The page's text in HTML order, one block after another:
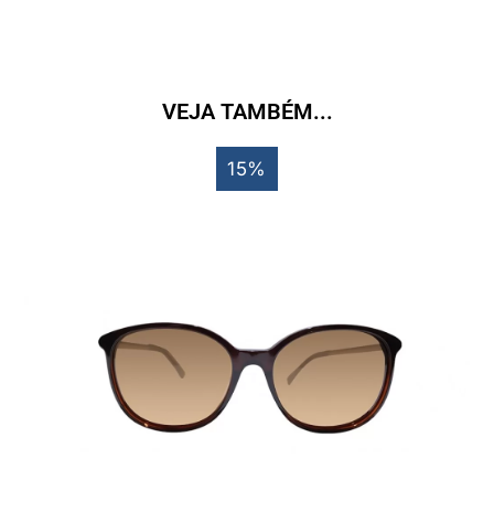
VEJA TAMBÉM...
15%